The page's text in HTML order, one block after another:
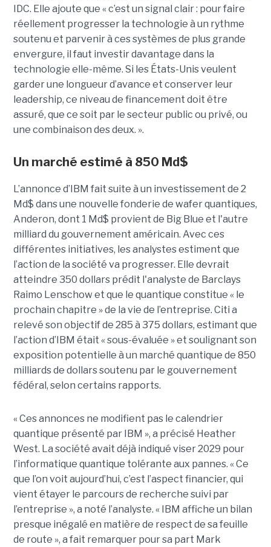
IDC. Elle ajoute que « c’est un signal clair : pour faire
réellement progresser la technologie à un rythme
soutenu et parvenir à ces systèmes de plus grande
envergure, il faut investir davantage dans la
technologie elle-même. Si les États-Unis veulent
garder une longueur d’avance et conserver leur
leadership, ce niveau de financement doit être
assuré, que ce soit par le secteur public ou privé, ou
une combinaison des deux. ».
Un marché estimé à 850 Md$
L’annonce d’IBM fait suite à un investissement de 2
Md$ dans une nouvelle fonderie de wafer quantiques,
Anderon, dont 1 Md$ provient de Big Blue et l'autre
milliard du gouvernement américain. Avec ces
différentes initiatives, les analystes estiment que
l’action de la société va progresser. Elle devrait
atteindre 350 dollars prédit l'analyste de Barclays
Raimo Lenschow et que le quantique constitue « le
prochain chapitre » de la vie de l’entreprise. Citi a
relevé son objectif de 285 à 375 dollars, estimant que
l’action d’IBM était « sous-évaluée » et soulignant son
exposition potentielle à un marché quantique de 850
milliards de dollars soutenu par le gouvernement
fédéral, selon certains rapports.
« Ces annonces ne modifient pas le calendrier
quantique présenté par IBM », a précisé Heather
West. La société avait déjà indiqué viser 2029 pour
l’informatique quantique tolérante aux pannes. « Ce
que l’on voit aujourd’hui, c’est l’aspect financier, qui
vient étayer le parcours de recherche suivi par
l’entreprise », a noté l’analyste. « IBM affiche un bilan
presque inégalé en matière de respect de sa feuille
de route », a fait remarquer pour sa part Mark